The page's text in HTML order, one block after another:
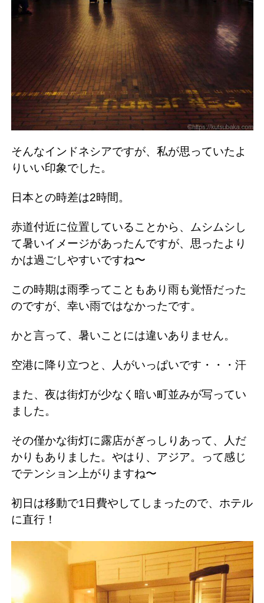
そんなインドネシアですが、私が思っていたよ
りいい印象でした。
日本との時差は2時間。
赤道付近に位置していることから、ムシムシし
て暑いイメージがあったんですが、思ったより
かは過ごしやすいですね〜
この時期は雨季ってこともあり雨も覚悟だった
のですが、幸い雨ではなかったです。
かと言って、暑いことには違いありません。
空港に降り立つと、人がいっぱいです・・・汗
また、夜は街灯が少なく暗い町並みが写ってい
ました。
その僅かな街灯に露店がぎっしりあって、人だ
かりもありました。やはり、アジア。って感じ
でテンション上がりますね〜
初日は移動で1日費やしてしまったので、ホテル
に直行！